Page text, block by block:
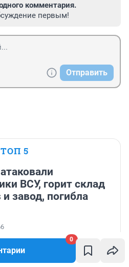
0
комментария.
первым!
Отправить
ТОП 5
ВСУ, горит склад
завод, погибла
а другие пьют кофе за